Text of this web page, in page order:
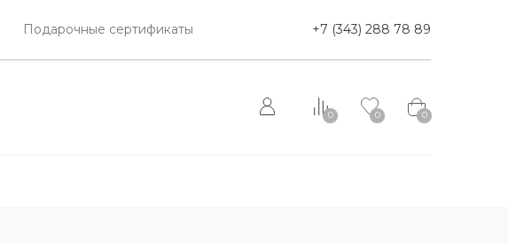
Подарочные сертификаты +7 (343) 288 78 89
0 0 0